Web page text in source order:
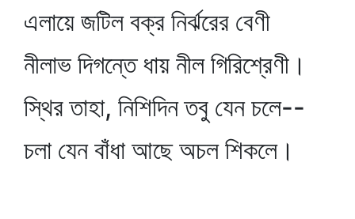
এলায়ে জটিল বক্র নির্ঝরের বেণী
নীলাভ দিগন্তে ধায় নীল গিরিশ্রেণী।
স্থির তাহা, নিশিদিন তবু যেন চলে--
চলা যেন বাঁধা আছে অচল শিকলে।